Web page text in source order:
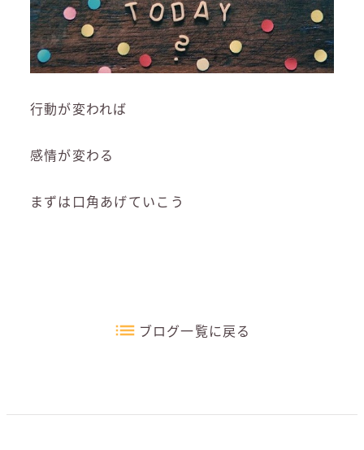
行動が変われば
感情が変わる
まずは口角あげていこう
ブログ一覧に戻る